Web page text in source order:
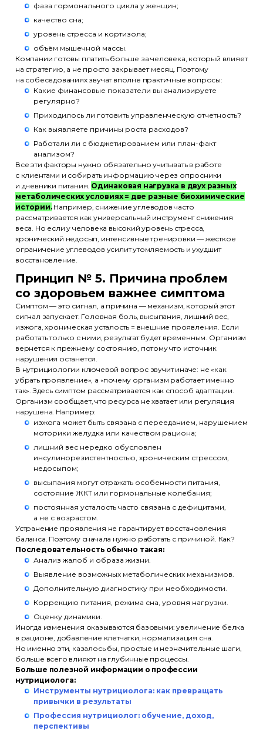
фаза гормонального цикла у женщин;
качество сна;
уровень стресса и кортизола;
объём мышечной массы.
Компании готовы платить больше за человека, который влияет
на стратегию, а не просто закрывает месяц. Поэтому
на собеседованиях звучат вполне практичные вопросы:
Какие финансовые показатели вы анализируете
регулярно?
Приходилось ли готовить управленческую отчетность?
Как выявляете причины роста расходов?
Работали ли с бюджетированием или план-факт
анализом?
Все эти факторы нужно обязательно учитывать в работе
с клиентами и собирать информацию через опросники
и дневники питания. Одинаковая нагрузка в двух разных
метаболических условиях = две разные биохимические
истории.Например, снижение углеводов часто
рассматривается как универсальный инструмент снижения
веса. Но если у человека высокий уровень стресса,
хронический недосып, интенсивные тренировки — жесткое
ограничение углеводов усилит утомляемость и ухудшит
восстановление.
Принцип № 5. Причина проблем
со здоровьем важнее симптома
Симптом — это сигнал, а причина — механизм, который этот
сигнал запускает. Головная боль, высыпания, лишний вес,
изжога, хроническая усталость = внешние проявления. Если
работать только с ними, результат будет временным. Организм
вернется к прежнему состоянию, потому что источник
нарушения останется.
В нутрициологии ключевой вопрос звучит иначе: не «как
убрать проявление», а «почему организм работает именно
так». Здесь симптом рассматривается как способ адаптации.
Организм сообщает, что ресурса не хватает или регуляция
нарушена. Например:
изжога может быть связана с перееданием, нарушением
моторики желудка или качеством рациона;
лишний вес нередко обусловлен
инсулинорезистентностью, хроническим стрессом,
недосыпом;
высыпания могут отражать особенности питания,
состояние ЖКТ или гормональные колебания;
постоянная усталость часто связана с дефицитами,
а не с возрастом.
Устранение проявления не гарантирует восстановления
баланса. Поэтому сначала нужно работать с причиной. Как?
Последовательность обычно такая:
Анализ жалоб и образа жизни.
Выявление возможных метаболических механизмов.
Дополнительную диагностику при необходимости.
Коррекцию питания, режима сна, уровня нагрузки.
Оценку динамики.
Иногда изменения оказываются базовыми: увеличение белка
в рационе, добавление клетчатки, нормализация сна.
Но именно эти, казалось бы, простые и незначительные шаги,
больше всего влияют на глубинные процессы.
Больше полезной информации о профессии
нутрициолога:
Инструменты нутрициолога: как превращать
привычки в результаты
Профессия нутрициолог: обучение, доход,
перспективы